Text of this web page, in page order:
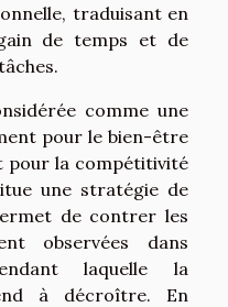
traduisant en
de temps et de
comme une
pour le bien-être
pour la compétitivité
une stratégie de
de contrer les
observées dans
laquelle la
à décroître. En